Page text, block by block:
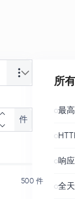
件
500 件
所
最
响
全